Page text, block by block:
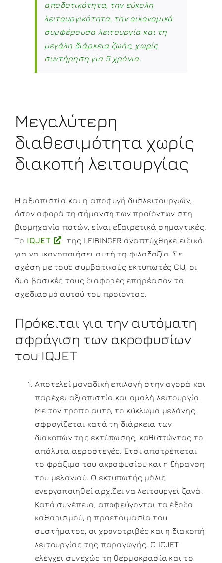
αποδοτικότητα, την εύκολη
λειτουργικότητα, την οικονομικά
συμφέρουσα λειτουργία και τη
μεγάλη διάρκεια ζωής, χωρίς
συντήρηση για 5 χρόνια.
Μεγαλύτερη
διαθεσιμότητα χωρίς
διακοπή λειτουργίας
Η αξιοπιστία και η αποφυγή δυσλειτουργιών,
όσον αφορά τη σήμανση των προϊόντων στη
βιομηχανία ποτών, είναι εξαιρετικά σημαντικές.
Το IQJET
της LEIBINGER αναπτύχθηκε ειδικά
για να ικανοποιήσει αυτή τη φιλοδοξία. Σε
σχέση με τους συμβατικούς εκτυπωτές CIJ, οι
δυο βασικές τους διαφορές επηρέασαν το
σχεδιασμό αυτού του προϊόντος.
Πρόκειται για την αυτόματη
σφράγιση των ακροφυσίων
του IQJET
Αποτελεί μοναδική επιλογή στην αγορά και
παρέχει αξιοπιστία και ομαλή λειτουργία.
Με τον τρόπο αυτό, το κύκλωμα μελάνης
σφραγίζεται κατά τη διάρκεια των
διακοπών της εκτύπωσης, καθιστώντας το
απόλυτα αεροστεγές. Έτσι αποτρέπεται
το φράξιμο του ακροφυσίου και η ξήρανση
του μελανιού. Ο εκτυπωτής μόλις
ενεργοποιηθεί αρχίζει να λειτουργεί ξανά.
Κατά συνέπεια, αποφεύγονται τα έξοδα
καθαρισμού, η προετοιμασία του
συστήματος, οι χρονοτριβές και η διακοπή
λειτουργίας της παραγωγής. Ο IQJET
ελέγχει συνεχώς τη θερμοκρασία και το